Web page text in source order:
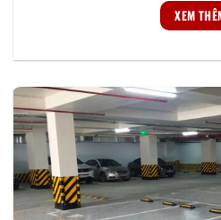
XEM